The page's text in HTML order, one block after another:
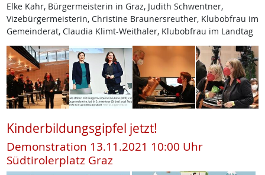
Elke Kahr, Bürgermeisterin in Graz, Judith Schwentner,
Vizebürgermeisterin, Christine Braunersreuther, Klubobfrau im
Gemeinderat, Claudia Klimt-Weithaler, Klubobfrau im Landtag
Kinderbildungsgipfel jetzt!
Demonstration 13.11.2021 10:00 Uhr
Südtirolerplatz Graz